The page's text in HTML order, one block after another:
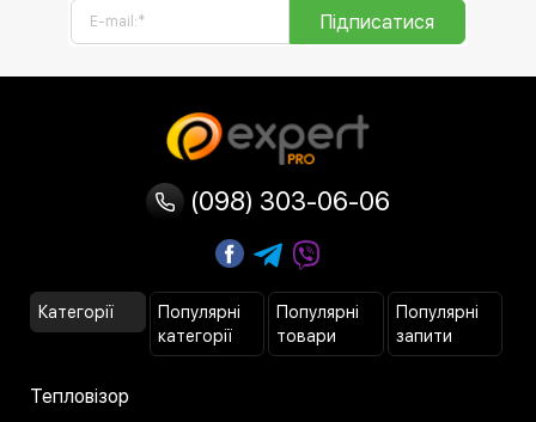
Підписатися
(098) 303-06-06
Категорії
Популярні
категорії
Популярні
товари
Популярні
запити
Тепловізор